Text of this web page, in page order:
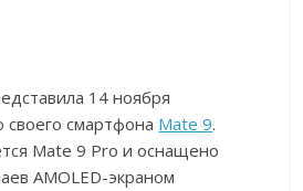
14 ноября
смартфона Mate 9.
Mate 9 Pro и оснащено
AMOLED-экраном